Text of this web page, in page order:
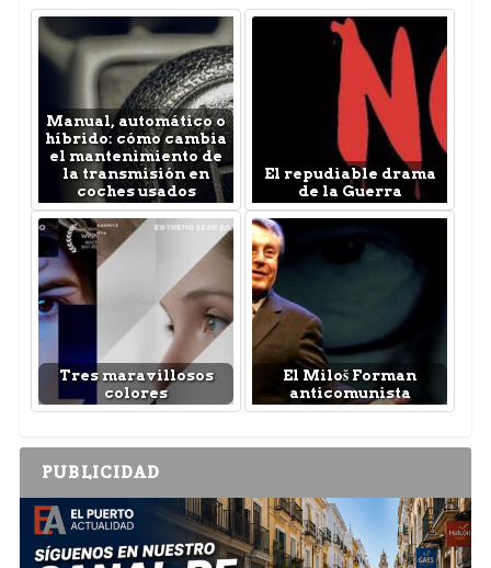
Manual, automático o
híbrido: cómo cambia
el mantenimiento de
la transmisión en
coches usados
El repudiable drama
de la Guerra
Tres maravillosos
colores
El Miloš Forman
anticomunista
PUBLICIDAD